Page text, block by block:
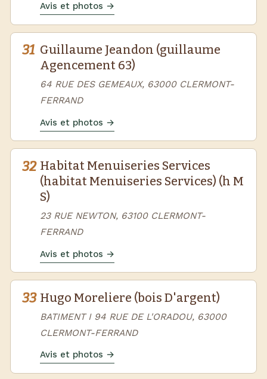
Avis et photos →
31 Guillaume Jeandon (guillaume
Agencement 63)
64 RUE DES GEMEAUX, 63000 CLERMONT-
FERRAND
Avis et photos →
32 Habitat Menuiseries Services
(habitat Menuiseries Services) (h M
S)
23 RUE NEWTON, 63100 CLERMONT-
FERRAND
Avis et photos →
33 Hugo Moreliere (bois D'argent)
BATIMENT I 94 RUE DE L'ORADOU, 63000
CLERMONT-FERRAND
Avis et photos →